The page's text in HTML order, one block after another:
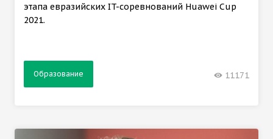
этапа евразийских IT-соревнований Huawei Cup
2021.
Образование 11171